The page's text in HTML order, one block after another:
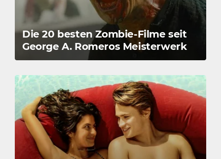
Die 20 besten Zombie-Filme seit
George A. Romeros Meisterwerk